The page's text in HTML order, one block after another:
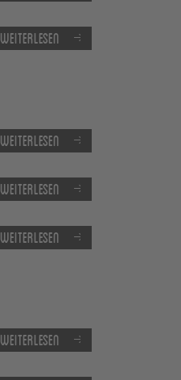
Weiterlesen
Weiterlesen
Weiterlesen
Weiterlesen
Weiterlesen